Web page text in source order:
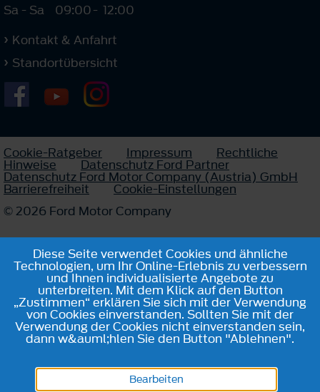
Sa - Sa
09:00- 12:00
Kontakt & Anfahrt
Standortübersicht
Cookie-Ratgeber Impressum Rechtliche
Hinweise Datenschutz Ford Partner
Datenschutz Ford Motor Company (Austria) GmbH
Barrierefreiheit
Cookie-Einstellungen
© 2026 Ford Motor Company
Diese Seite verwendet Cookies und ähnliche
Technologien, um Ihr Online-Erlebnis zu verbessern
und Ihnen individualisierte Angebote zu
unterbreiten. Mit dem Klick auf den Button
„Zustimmen“ erklären Sie sich mit der Verwendung
von Cookies einverstanden. Sollten Sie mit der
Verwendung der Cookies nicht einverstanden sein,
dann w&auml;hlen Sie den Button "Ablehnen".
Bearbeiten